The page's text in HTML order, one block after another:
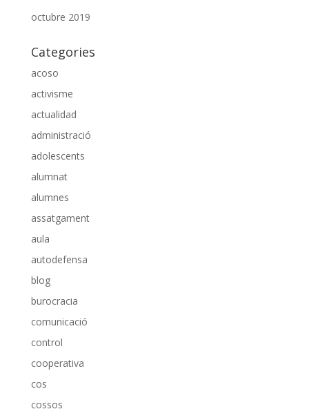
octubre 2019
Categories
acoso
activisme
actualidad
administració
adolescents
alumnat
alumnes
assatgament
aula
autodefensa
blog
burocracia
comunicació
control
cooperativa
cos
cossos